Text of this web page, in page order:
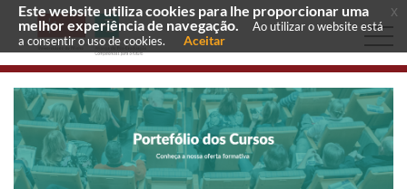
Este website utiliza cookies para lhe proporcionar uma
melhor experiência de navegação.
Ao utilizar o website está
a consentir o uso de cookies.
Aceitar
x